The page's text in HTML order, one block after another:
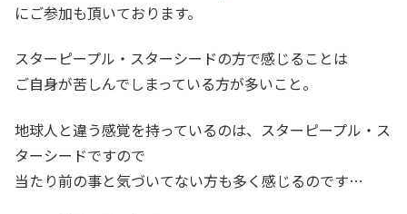
にご参加も頂いております。
スターピープル・スターシードの方で感じることは
ご自身が苦しんでしまっている方が多いこと。
地球人と違う感覚を持っているのは、スターピープル・ス
ターシードですので
当たり前の事と気づいてない方も多く感じるのです…